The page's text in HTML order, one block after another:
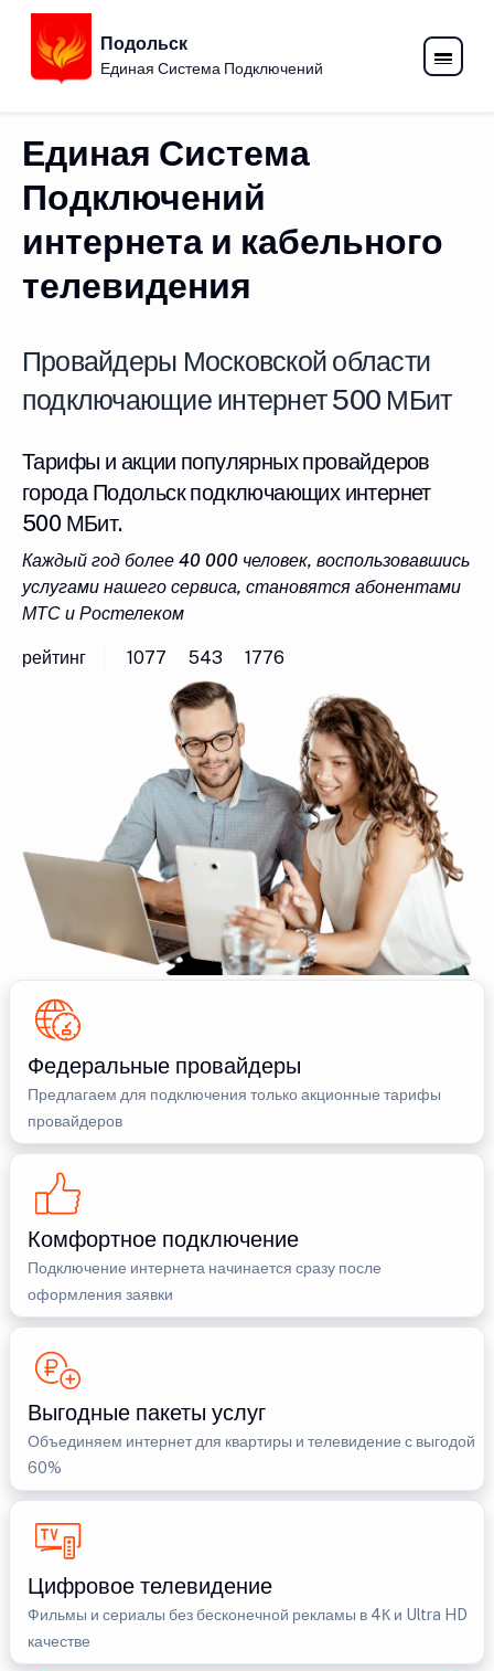
Подольск
Единая Система Подключений
Единая Система
Подключений
интернета и кабельного
телевидения
Провайдеры Московской области
подключающие интернет 500 МБит
Тарифы и акции популярных провайдеров
города Подольск подключающих интернет
500 МБит.
Каждый год более 40 000 человек, воспользовавшись
услугами нашего сервиса, становятся абонентами
МТС и Ростелеком
рейтинг 1077 543 1776
Федеральные провайдеры
Предлагаем для подключения только акционные тарифы
провайдеров
Комфортное подключение
Подключение интернета начинается сразу после
оформления заявки
Выгодные пакеты услуг
Объединяем интернет для квартиры и телевидение с выгодой
60%
Цифровое телевидение
Фильмы и сериалы без бесконечной рекламы в 4К и Ultra HD
качестве